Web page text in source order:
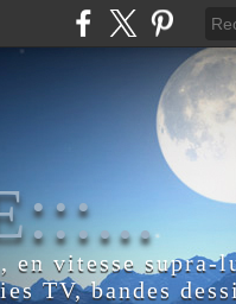
vitesse supra-
TV, bandes